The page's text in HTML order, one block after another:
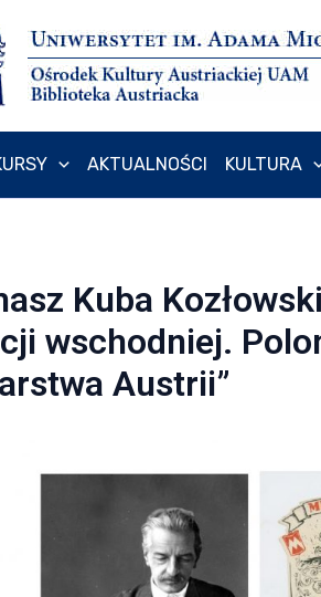
AKTUALNOŚCI KULTURA
Kuba
wschodniej.
Austrii”